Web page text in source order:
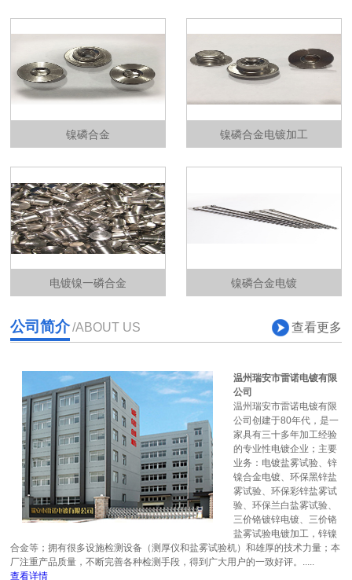
镍磷合金 镍磷合金电镀加工
电镀镍一磷合金 镍磷合金电镀
公司简介/ABOUT US 查看更多
温州瑞安市雷诺电镀有限
公司
温州瑞安市雷诺电镀有限
公司创建于80年代，是一
家具有三十多年加工经验
的专业性电镀企业；主要
业务：电镀盐雾试验、锌
镍合金电镀、环保黑锌盐
雾试验、环保彩锌盐雾试
验、环保兰白盐雾试验、
三价铬镀锌电镀、三价铬
盐雾试验电镀加工，锌镍
合金等；拥有很多设施检测设备（测厚仪和盐雾试验机）和雄厚的技术力量；本
厂注重产品质量，不断完善各种检测手段，得到广大用户的一致好评。.....
查看详情